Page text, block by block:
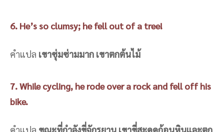
6. He’s so clumsy; he fell out of a tree!
คำแปล เขาซุ่มซ่ามมาก เขาตกต้นไม้
7. While cycling, he rode over a rock and fell off his
bike.